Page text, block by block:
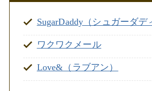
SugarDaddy（シュガーダデ
ワクワクメール
Love&（ラブアン）